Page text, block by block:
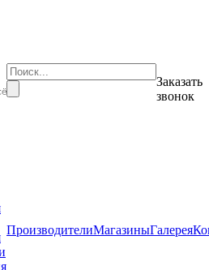
Заказать
звонок
ПроизводителиМагазиныГалерея